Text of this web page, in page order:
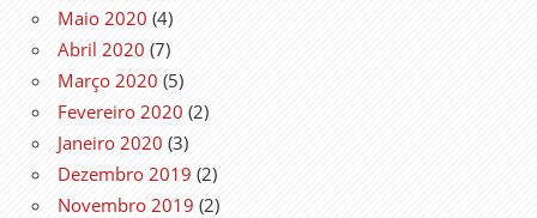
Maio 2020 (4)
Abril 2020 (7)
Março 2020 (5)
Fevereiro 2020 (2)
Janeiro 2020 (3)
Dezembro 2019 (2)
Novembro 2019 (2)